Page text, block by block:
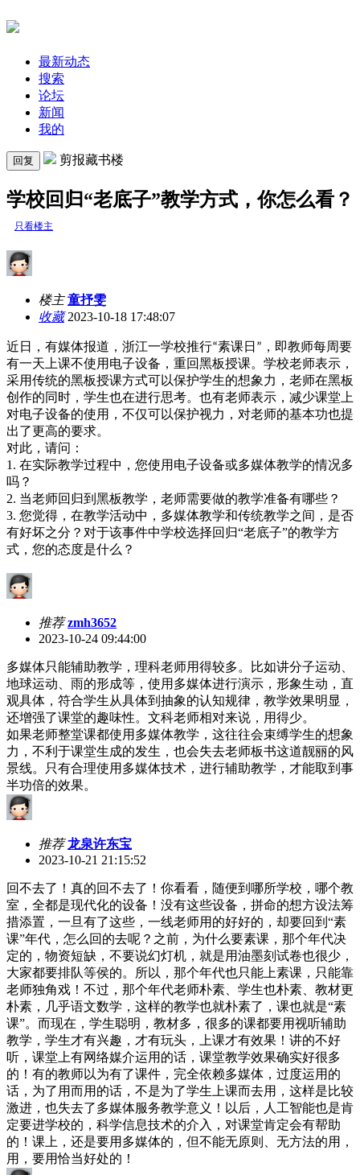
最新动态
搜索
论坛
新闻
我的
回复 剪报藏书楼
学校回归“老底子”教学方式，你怎么看？
只看楼主
楼主 童抒雯
收藏2023-10-18 17:48:07
近日，有媒体报道， 浙江一学校推行“素课日 ” ，即教师每周要
有一天上课不使用电子设备，重回黑板授课。学校老师表示，
采用传统的黑板授课方式可以保护学生的想象力，老师在黑板
创作的同时，学生也在进行思考。也有老师表示，减少课堂上
对电子设备的使用，不仅可以保护视力，对老师的基本功也提
出了更高的要求。
对此，请问：
1. 在实际教学过程中，您使用电子设备或多媒体教学的情况多
吗？
2. 当老师回归到黑板教学，老师需要做的教学准备有哪些？
3. 您觉得，在教学活动中，多媒体教学和传统教学之间，是否
有好坏之分？对于该事件中学校选择回归“老底子”的教学方
式，您的态度是什么？
推荐zmh3652
2023-10-24 09:44:00
多媒体只能辅助教学，理科老师用得较多。比如讲分子运动、
地球运动、雨的形成等，使用多媒体进行演示，形象生动，直
观具体，符合学生从具体到抽象的认知规律，教学效果明显，
还增强了课堂的趣味性。文科老师相对来说，用得少。
如果老师整堂课都使用多媒体教学，这往往会束缚学生的想象
力，不利于课堂生成的发生，也会失去老师板书这道靓丽的风
景线。只有合理使用多媒体技术，进行辅助教学，才能取到事
半功倍的效果。
推荐龙泉许东宝
2023-10-21 21:15:52
回不去了！真的回不去了！你看看，随便到哪所学校，哪个教
室，全都是现代化的设备！没有这些设备，拼命的想方设法筹
措添置，一旦有了这些，一线老师用的好好的，却要回到“素
课”年代，怎么回的去呢？之前，为什么要素课，那个年代决
定的，物资短缺，不要说幻灯机，就是用油墨刻试卷也很少，
大家都要排队等侯的。所以，那个年代也只能上素课，只能靠
老师独角戏！不过，那个年代老师朴素、学生也朴素、教材更
朴素，几乎语文数学，这样的教学也就朴素了，课也就是“素
课”。而现在，学生聪明，教材多，很多的课都要用视听辅助
教学，学生才有兴趣，才有玩头，上课才有效果！讲的不好
听，课堂上有网络媒介运用的话，课堂教学效果确实好很多
的！有的教师以为有了课件，完全依赖多媒体，过度运用的
话，为了用而用的话，不是为了学生上课而去用，这样是比较
激进，也失去了多媒体服务教学意义！以后，人工智能也是肯
定要进学校的，科学信息技术的介入，对课堂肯定会有帮助
的！课上，还是要用多媒体的，但不能无原则、无方法的用，
用，要用恰当好处的！